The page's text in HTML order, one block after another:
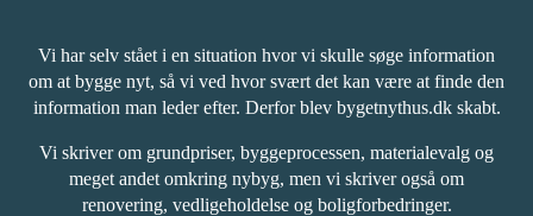
Vi har selv stået i en situation hvor vi skulle søge information
om at bygge nyt, så vi ved hvor svært det kan være at finde den
information man leder efter. Derfor blev bygetnythus.dk skabt.
Vi skriver om grundpriser, byggeprocessen, materialevalg og
meget andet omkring nybyg, men vi skriver også om
renovering, vedligeholdelse og boligforbedringer.